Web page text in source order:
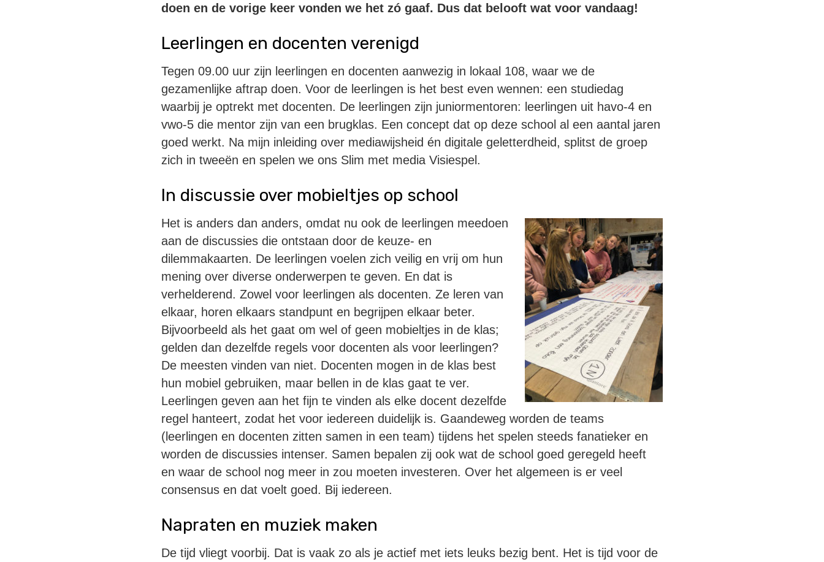
doen en de vorige keer vonden we het zó gaaf. Dus dat belooft wat voor vandaag!
Leerlingen en docenten verenigd
Tegen 09.00 uur zijn leerlingen en docenten aanwezig in lokaal 108, waar we de
gezamenlijke aftrap doen. Voor de leerlingen is het best even wennen: een studiedag
waarbij je optrekt met docenten. De leerlingen zijn juniormentoren: leerlingen uit havo-4 en
vwo-5 die mentor zijn van een brugklas. Een concept dat op deze school al een aantal jaren
goed werkt. Na mijn inleiding over mediawijsheid én digitale geletterdheid, splitst de groep
zich in tweeën en spelen we ons Slim met media Visiespel.
In discussie over mobieltjes op school
Het is anders dan anders, omdat nu ook de leerlingen meedoen
aan de discussies die ontstaan door de keuze- en
dilemmakaarten. De leerlingen voelen zich veilig en vrij om hun
mening over diverse onderwerpen te geven. En dat is
verhelderend. Zowel voor leerlingen als docenten. Ze leren van
elkaar, horen elkaars standpunt en begrijpen elkaar beter.
Bijvoorbeeld als het gaat om wel of geen mobieltjes in de klas;
gelden dan dezelfde regels voor docenten als voor leerlingen?
De meesten vinden van niet. Docenten mogen in de klas best
hun mobiel gebruiken, maar bellen in de klas gaat te ver.
Leerlingen geven aan het fijn te vinden als elke docent dezelfde
regel hanteert, zodat het voor iedereen duidelijk is. Gaandeweg worden de teams
(leerlingen en docenten zitten samen in een team) tijdens het spelen steeds fanatieker en
worden de discussies intenser. Samen bepalen zij ook wat de school goed geregeld heeft
en waar de school nog meer in zou moeten investeren. Over het algemeen is er veel
consensus en dat voelt goed. Bij iedereen.
Napraten en muziek maken
De tijd vliegt voorbij. Dat is vaak zo als je actief met iets leuks bezig bent. Het is tijd voor de